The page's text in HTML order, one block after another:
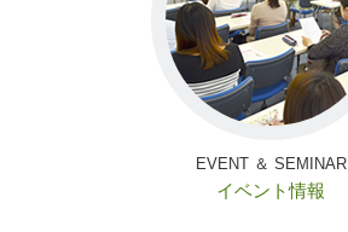
EVENT ＆ SEMINAR
イベント情報